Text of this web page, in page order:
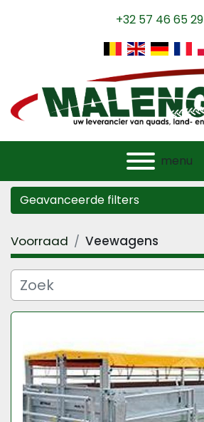
+32 57 46 65 29
menu
Geavanceerde filters
Categorie
Fabrikant
Conditie
Voorraad Veewagens
Sorteren op